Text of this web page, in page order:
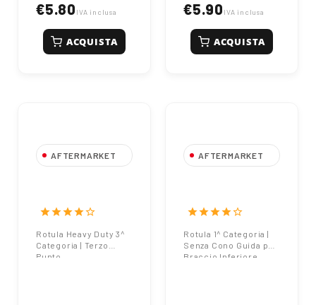
€5.80 IVA inclusa
ACQUISTA
€5.90 IVA inclusa
ACQUISTA
AFTERMARKET
| 3° Punto
starstarstarstarstar_border
Rotula Heavy Duty 3^
Categoria | Terzo
Punto
AFTERMARKET
Braccio Inferiore
starstarstarstarstar_border
Rotula 1^ Categoria |
Senza Cono Guida per
Braccio Inferiore